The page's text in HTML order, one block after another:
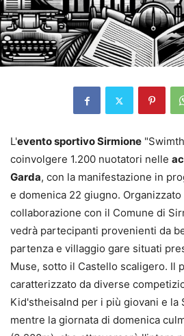
L'evento sportivo Sirmione
coinvolgere 1.200 nuotatori nelle
Garda, con la manifestazione in
e domenica 22 giugno. Organizzato
collaborazione con il Comune di
vedrà partecipanti provenienti da
partenza e villaggio gare situati
Muse, sotto il Castello scaligero. Il
caratterizzato da diverse
Kid'stheisalnd per i più giovani e la
mentre la giornata di domenica